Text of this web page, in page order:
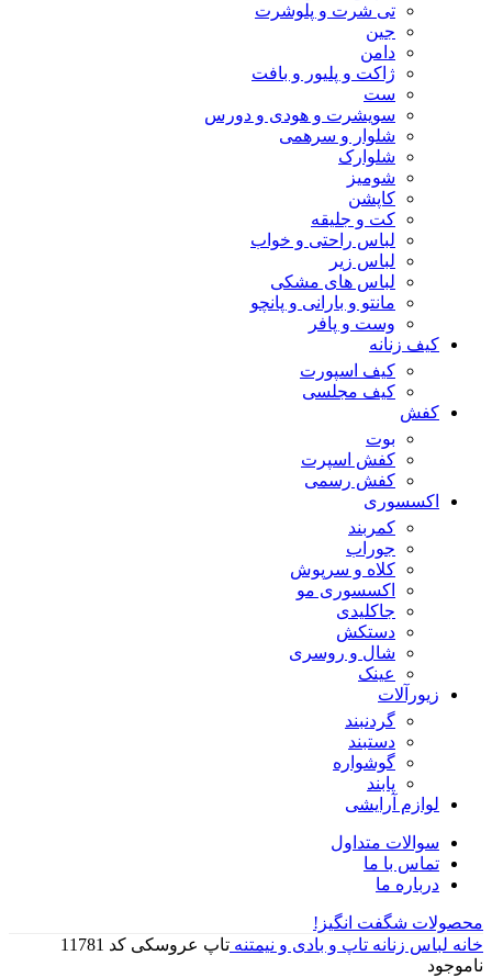
تی شرت و پلوشرت
جین
دامن
ژاکت و پلیور و بافت
ست
سویشرت و هودی و دورس
شلوار و سرهمی
شلوارک
شومیز
کاپشن
کت و جلیقه
لباس راحتی و خواب
لباس زیر
لباس های مشکی
مانتو و بارانی و پانچو
وست و پافر
کیف زنانه
کیف اسپورت
کیف مجلسی
کفش
بوت
کفش اسپرت
کفش رسمی
اکسسوری
کمربند
جوراب
کلاه و سرپوش
اکسسوری مو
جاکلیدی
دستکش
شال و روسری
عینک
زیورآلات
گردنبند
دستبند
گوشواره
پابند
لوازم آرایشی
سوالات متداول
تماس با ما
درباره ما
محصولات شگفت انگیز!
خانه لباس زنانه تاپ و بادی و نیمتنه تاپ عروسکی کد 11781
ناموجود